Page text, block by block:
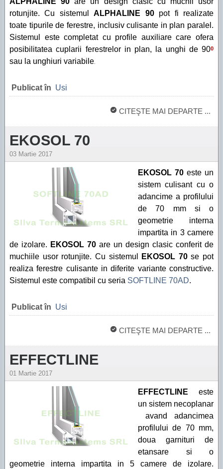
rotunjite. Cu sistemulALPHALINE 90pot fi realizate
toate tipurile de ferestre, inclusiv culisante in plan paralel.
Sistemul este completat cu profile auxiliare care ofera
posibilitatea cuplarii ferestrelor in plan, la unghi de 900
sau la unghiuri variabile.
Publicat în Usi
CITEŞTE MAI DEPARTE ...
EKOSOL 70
03 Martie 2017
EKOSOL 70 este un
sistem culisant cu o
adancime a profilului
de 70 mm si o
geometrie interna
impartita in 3 camere
de izolare. EKOSOL 70 are un design clasic conferit de
muchiile usor rotunjite. Cu sistemul
EKOSOL 70se pot
realiza ferestre culisante in diferite variante constructive.
Sistemul este compatibil cu seria SOFTLINE 70AD.
Publicat în Usi
CITEŞTE MAI DEPARTE ...
EFFECTLINE
01 Martie 2017
EFFECTLINE este
un sistem necoplanar
avand adancimea
profilului de 70 mm,
doua garnituri de
etansare si o
geometrie interna impartita in 5 camere de izolare.